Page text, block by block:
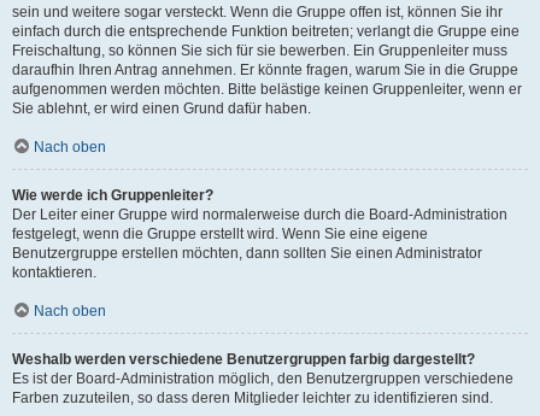
sein und weitere sogar versteckt. Wenn die Gruppe offen ist, können Sie ihr
einfach durch die entsprechende Funktion beitreten; verlangt die Gruppe eine
Freischaltung, so können Sie sich für sie bewerben. Ein Gruppenleiter muss
daraufhin Ihren Antrag annehmen. Er könnte fragen, warum Sie in die Gruppe
aufgenommen werden möchten. Bitte belästige keinen Gruppenleiter, wenn er
Sie ablehnt, er wird einen Grund dafür haben.
Nach oben
Wie werde ich Gruppenleiter?
Der Leiter einer Gruppe wird normalerweise durch die Board-Administration
festgelegt, wenn die Gruppe erstellt wird. Wenn Sie eine eigene
Benutzergruppe erstellen möchten, dann sollten Sie einen Administrator
kontaktieren.
Nach oben
Weshalb werden verschiedene Benutzergruppen farbig dargestellt?
Es ist der Board-Administration möglich, den Benutzergruppen verschiedene
Farben zuzuteilen, so dass deren Mitglieder leichter zu identifizieren sind.